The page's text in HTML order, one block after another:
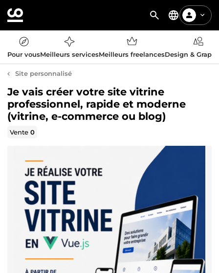
Pour vousMeilleurs servicesMeilleurs freelancesDesign &
Site personnalisé
Je vais créer votre site vitrine
professionnel, rapide et moderne
(vitrine, e-commerce ou blog)
Vente0